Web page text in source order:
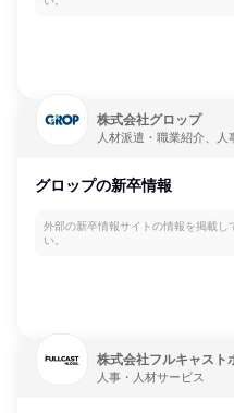
株式会社グロップ
人材派遣・職業紹介、人
グロップの新卒情報
外部の新卒情報サイトの情報を掲載し
い。
株式会社フルキャスト
人事・人材サービス